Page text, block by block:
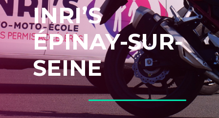
INRI’S
ÉPINAY-SUR-
SEINE